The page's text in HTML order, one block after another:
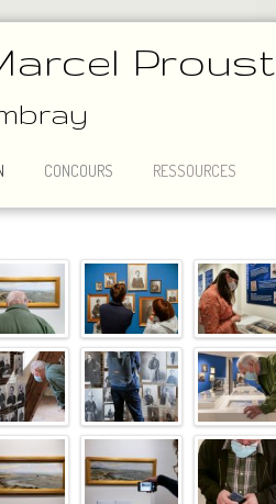
Proust
CONCOURS RESSOURCES